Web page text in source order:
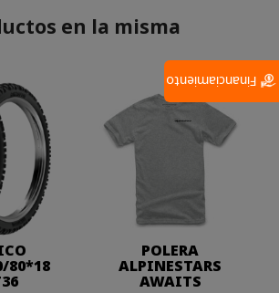
en la misma
80*18
POLERA
ALPINESTARS
AWAITS
Financiamiento